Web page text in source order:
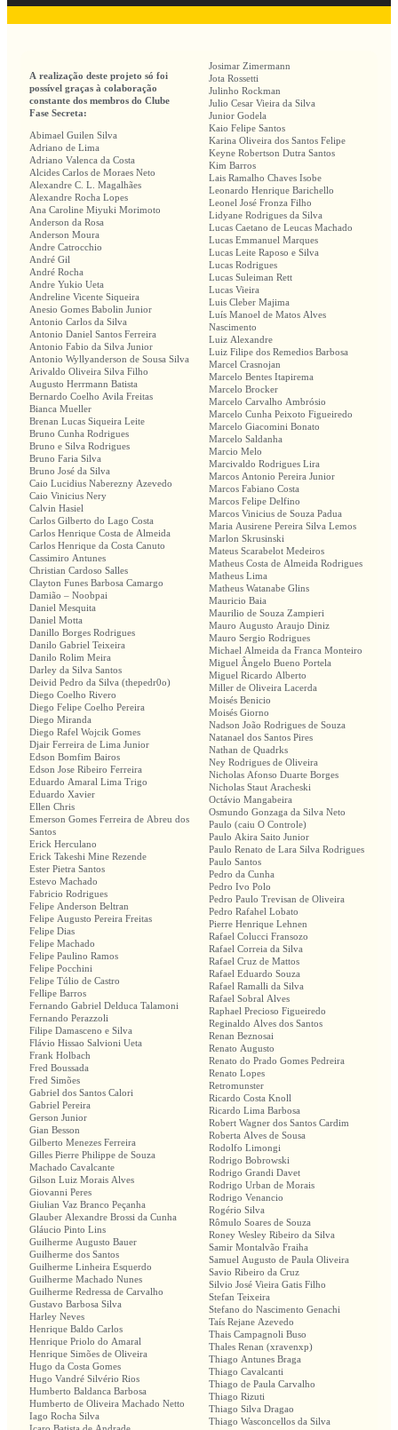
A realização deste projeto só foi
possível graças à colaboração
constante dos membros do Clube
Fase Secreta:
Abimael Guilen Silva
Adriano de Lima
Adriano Valenca da Costa
Alcides Carlos de Moraes Neto
Alexandre C. L. Magalhães
Alexandre Rocha Lopes
Ana Caroline Miyuki Morimoto
Anderson da Rosa
Anderson Moura
Andre Catrocchio
André Gil
André Rocha
Andre Yukio Ueta
Andreline Vicente Siqueira
Anesio Gomes Babolin Junior
Antonio Carlos da Silva
Antonio Daniel Santos Ferreira
Antonio Fabio da Silva Junior
Antonio Wyllyanderson de Sousa Silva
Arivaldo Oliveira Silva Filho
Augusto Herrmann Batista
Bernardo Coelho Avila Freitas
Bianca Mueller
Brenan Lucas Siqueira Leite
Bruno Cunha Rodrigues
Bruno e Silva Rodrigues
Bruno Faria Silva
Bruno José da Silva
Caio Lucidius Naberezny Azevedo
Caio Vinicius Nery
Calvin Hasiel
Carlos Gilberto do Lago Costa
Carlos Henrique Costa de Almeida
Carlos Henrique da Costa Canuto
Cassimiro Antunes
Christian Cardoso Salles
Clayton Funes Barbosa Camargo
Damião – Noobpai
Daniel Mesquita
Daniel Motta
Danillo Borges Rodrigues
Danilo Gabriel Teixeira
Danilo Rolim Meira
Darley da Silva Santos
Deivid Pedro da Silva (thepedr0o)
Diego Coelho Rivero
Diego Felipe Coelho Pereira
Diego Miranda
Diego Rafel Wojcik Gomes
Djair Ferreira de Lima Junior
Edson Bomfim Bairos
Edson Jose Ribeiro Ferreira
Eduardo Amaral Lima Trigo
Eduardo Xavier
Ellen Chris
Emerson Gomes Ferreira de Abreu dos
Santos
Erick Herculano
Erick Takeshi Mine Rezende
Ester Pietra Santos
Estevo Machado
Fabricio Rodrigues
Felipe Anderson Beltran
Felipe Augusto Pereira Freitas
Felipe Dias
Felipe Machado
Felipe Paulino Ramos
Felipe Pocchini
Felipe Túlio de Castro
Fellipe Barros
Fernando Gabriel Delduca Talamoni
Fernando Perazzoli
Filipe Damasceno e Silva
Flávio Hissao Salvioni Ueta
Frank Holbach
Fred Boussada
Fred Simões
Gabriel dos Santos Calori
Gabriel Pereira
Gerson Junior
Gian Besson
Gilberto Menezes Ferreira
Gilles Pierre Philippe de Souza
Machado Cavalcante
Gilson Luiz Morais Alves
Giovanni Peres
Giulian Vaz Branco Peçanha
Glauber Alexandre Brossi da Cunha
Gláucio Pinto Lins
Guilherme Augusto Bauer
Guilherme dos Santos
Guilherme Linheira Esquerdo
Guilherme Machado Nunes
Guilherme Redressa de Carvalho
Gustavo Barbosa Silva
Harley Neves
Henrique Baldo Carlos
Henrique Priolo do Amaral
Henrique Simões de Oliveira
Hugo da Costa Gomes
Hugo Vandré Silvério Rios
Humberto Baldanca Barbosa
Humberto de Oliveira Machado Netto
Iago Rocha Silva
Josimar Zimermann
Jota Rossetti
Julinho Rockman
Julio Cesar Vieira da Silva
Junior Godela
Kaio Felipe Santos
Karina Oliveira dos Santos Felipe
Keyne Robertson Dutra Santos
Kim Barros
Lais Ramalho Chaves Isobe
Leonardo Henrique Barichello
Leonel José Fronza Filho
Lidyane Rodrigues da Silva
Lucas Caetano de Leucas Machado
Lucas Emmanuel Marques
Lucas Leite Raposo e Silva
Lucas Rodrigues
Lucas Suleiman Rett
Lucas Vieira
Luis Cleber Majima
Luís Manoel de Matos Alves
Nascimento
Luiz Alexandre
Luiz Filipe dos Remedios Barbosa
Marcel Crasnojan
Marcelo Bentes Itapirema
Marcelo Brocker
Marcelo Carvalho Ambrósio
Marcelo Cunha Peixoto Figueiredo
Marcelo Giacomini Bonato
Marcelo Saldanha
Marcio Melo
Marcivaldo Rodrigues Lira
Marcos Antonio Pereira Junior
Marcos Fabiano Costa
Marcos Felipe Delfino
Marcos Vinicius de Souza Padua
Maria Ausirene Pereira Silva Lemos
Marlon Skrusinski
Mateus Scarabelot Medeiros
Matheus Costa de Almeida Rodrigues
Matheus Lima
Matheus Watanabe Glins
Mauricio Baia
Maurilio de Souza Zampieri
Mauro Augusto Araujo Diniz
Mauro Sergio Rodrigues
Michael Almeida da Franca Monteiro
Miguel Ângelo Bueno Portela
Miguel Ricardo Alberto
Miller de Oliveira Lacerda
Moisés Benicio
Moisés Giorno
Nadson João Rodrigues de Souza
Natanael dos Santos Pires
Nathan de Quadrks
Ney Rodrigues de Oliveira
Nicholas Afonso Duarte Borges
Nicholas Staut Aracheski
Octávio Mangabeira
Osmundo Gonzaga da Silva Neto
Paulo (caiu O Controle)
Paulo Akira Saito Junior
Paulo Renato de Lara Silva Rodrigues
Paulo Santos
Pedro da Cunha
Pedro Ivo Polo
Pedro Paulo Trevisan de Oliveira
Pedro Rafahel Lobato
Pierre Henrique Lehnen
Rafael Colucci Fransozo
Rafael Correia da Silva
Rafael Cruz de Mattos
Rafael Eduardo Souza
Rafael Ramalli da Silva
Rafael Sobral Alves
Raphael Precioso Figueiredo
Reginaldo Alves dos Santos
Renan Beznosai
Renato Augusto
Renato do Prado Gomes Pedreira
Renato Lopes
Retromunster
Ricardo Costa Knoll
Ricardo Lima Barbosa
Robert Wagner dos Santos Cardim
Roberta Alves de Sousa
Rodolfo Limongi
Rodrigo Bobrowski
Rodrigo Grandi Davet
Rodrigo Urban de Morais
Rodrigo Venancio
Rogério Silva
Rômulo Soares de Souza
Roney Wesley Ribeiro da Silva
Samir Montalvão Fraiha
Samuel Augusto de Paula Oliveira
Savio Ribeiro da Cruz
Silvio José Vieira Gatis Filho
Stefan Teixeira
Stefano do Nascimento Genachi
Taís Rejane Azevedo
Thais Campagnoli Buso
Thales Renan (xravenxp)
Thiago Antunes Braga
Thiago Cavalcanti
Thiago de Paula Carvalho
Thiago Rizuti
Thiago Silva Dragao
Thiago Wasconcellos da Silva